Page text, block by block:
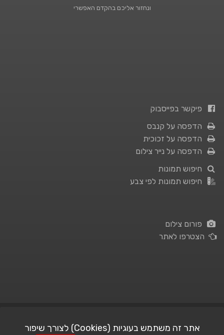
ונחזור אליכם בהקדם האפשרי
פיקשר בפייסבוק
הדפסה על קנבס
הדפסה על זכוכית
הדפסה על נייר צילום
חיפוש תמונות
חיפוש תמונות לפי צבע
פורום צילום
הצטרפו לאתר
אתר זה משתמש בעוגיות (Cookies) לצורך שיפור